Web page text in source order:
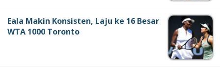
Eala Makin Konsisten, Laju ke 16 Besar
WTA 1000 Toronto